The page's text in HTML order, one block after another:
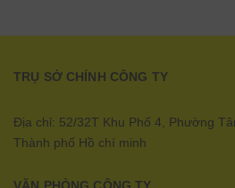
TRỤ SỞ CHÍNH CÔNG TY
Địa chỉ: 52/32T Khu Phố 4, Phường
Thành phố Hồ chí minh